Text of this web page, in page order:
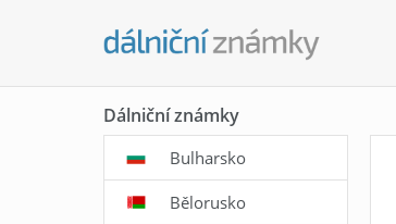
Dálniční známky
Bulharsko
Bělorusko